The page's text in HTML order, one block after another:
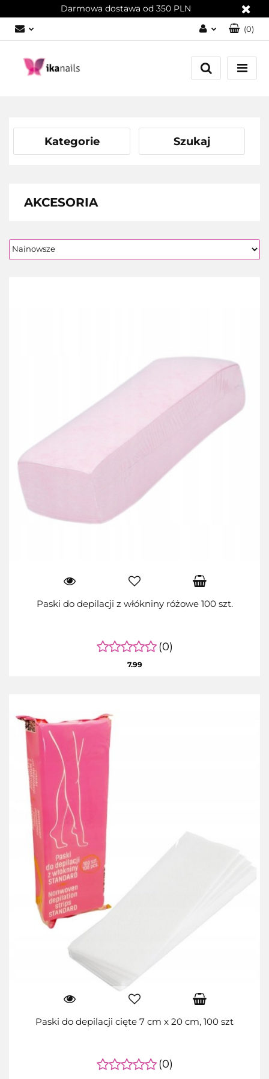
Darmowa dostawa od 350 PLN
Zaloguj się
Załóż konto
(0)
Kategorie Szukaj
AKCESORIA
Paski do depilacji z włókniny różowe 100 szt.
(0)
7.99
Paski do depilacji cięte 7 cm x 20 cm, 100 szt
(0)